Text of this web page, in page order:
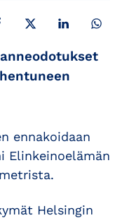
JAA FACEBOOKISSA
JAA X:SSÄ JAA LINKEDINISSÄ
ennakoidaan
Elinkeinoelämän
Helsingin